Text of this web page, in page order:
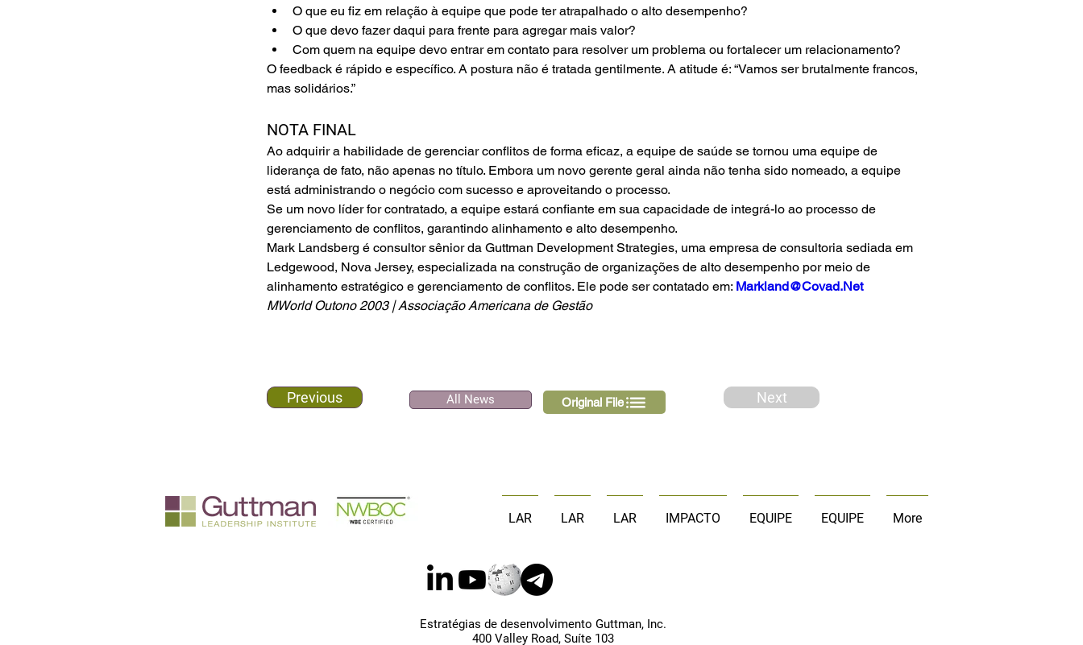
O que eu fiz em relação à equipe que pode ter atrapalhado o alto desempenho?
O que devo fazer daqui para frente para agregar mais valor?
Com quem na equipe devo entrar em contato para resolver um problema ou fortalecer um relacionamento?
O feedback é rápido e específico. A postura não é tratada gentilmente. A atitude é: “Vamos ser brutalmente francos,
mas solidários.”
NOTA FINAL
Ao adquirir a habilidade de gerenciar conflitos de forma eficaz, a equipe de saúde se tornou uma equipe de
liderança de fato, não apenas no título. Embora um novo gerente geral ainda não tenha sido nomeado, a equipe
está administrando o negócio com sucesso e aproveitando o processo.
Se um novo líder for contratado, a equipe estará confiante em sua capacidade de integrá-lo ao processo de
gerenciamento de conflitos, garantindo alinhamento e alto desempenho.
Mark Landsberg é consultor sênior da Guttman Development Strategies, uma empresa de consultoria sediada em
Ledgewood, Nova Jersey, especializada na construção de organizações de alto desempenho por meio de
alinhamento estratégico e gerenciamento de conflitos. Ele pode ser contatado em: Markland@Covad.Net
MWorld Outono 2003 | Associação Americana de Gestão
Previous All News Original File Next
LAR LAR LAR IMPACTO EQUIPE EQUIPE More
Estratégias de desenvolvimento Guttman, Inc.
400 Valley Road, Suíte 103